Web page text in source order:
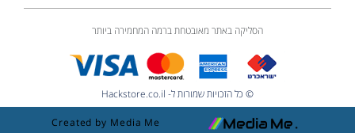
הסליקה באתר מאובטחת ברמה המחמירה ביותר
© כל הזכויות שמורות ל- Hackstore.co.il
Created by Media Me